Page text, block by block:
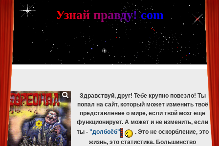
[phpBB Debug] PHP Warning : in file [ROOT]/phpbb/db/driver/mysqli.php
mysqli_fetch_assoc(): Couldn't fetch mysqli_result
[phpBB Debug] PHP Warning: in file[ROOT]/phpbb/db/driver/mysqli.php 329
mysqli_free_result(): Couldn't fetch mysqli_result
[phpBB Debug] PHP Warning
[ROOT]/phpbb/db/driver/mysqli.php on line 265
mysqli_fetch_assoc(): Couldn't fetch mysqli_result
[phpBB Debug] PHP Warning
: in file [ROOT]/phpbb/db/driver/mysqli.php on line329
mysqli_free_result(): Couldn't fetch mysqli_result
[phpBB Debug] PHP Warning: in file [ROOT]/phpbb/db/driver/mysqli.php on line 265
mysqli_fetch_assoc(): Couldn't fetch mysqli_result
[phpBB Debug] PHP Warning
[ROOT]/phpbb/db/driver/mysqli.php on line329:
mysqli_free_result(): Couldn't fetch mysqli_result
Узнай правду! com
Здравствуй, друг! Тебе крупно повезло! Ты
попал на сайт, который может изменить твоё
представление о мире, если твой мозг еще
функционирует. А может и не изменить, если
ты - "долбоёб"
. Это не оскорбление, это
жизнь, это статистика. Большинство